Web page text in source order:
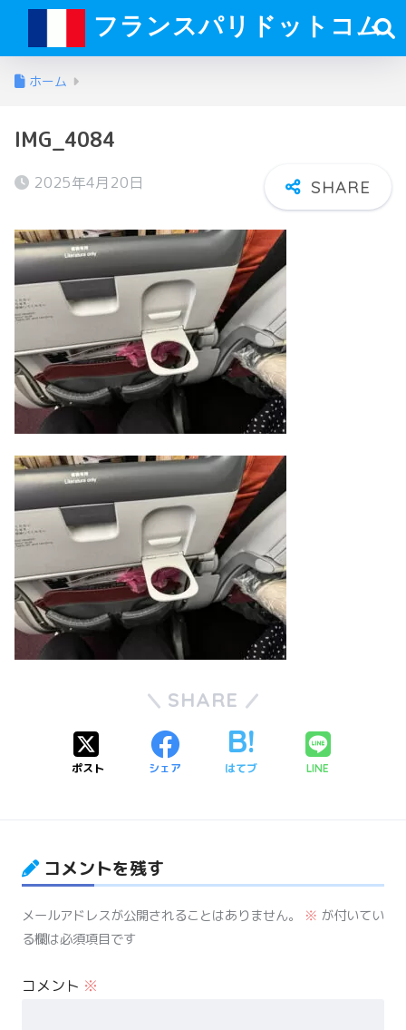
フランスパリドットコム
ホーム
IMG_4084
2025年4月20日
SHARE
ポスト シェア はてブ LINE
コメントを残す
メールアドレスが公開されることはありません。 ※ が付いてい
る欄は必須項目です
コメント ※